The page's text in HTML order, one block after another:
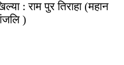
: राम पुर तिराहा (महान
)